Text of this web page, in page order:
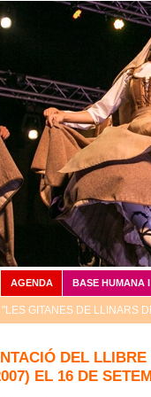
DEL
EL 16 DE
AGENDA BASE HUMANA
GITANES DE LLINARS